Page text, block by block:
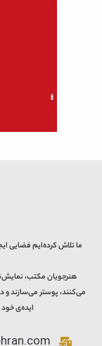
ما تلاش کرده‌ایم فضایی
هنرجویان مکتب،
می‌کنند، پوستر می‌سازند و
ایده‌ی